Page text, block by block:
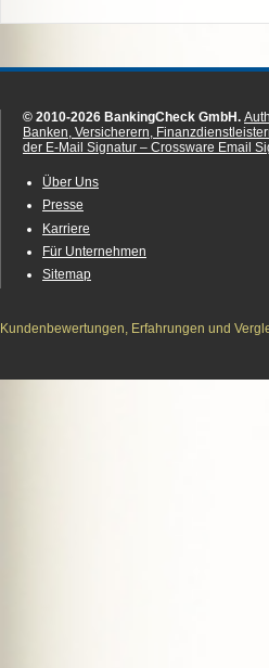
© 2010-2026 BankingCheck GmbH.
Banken, Versicherern,
der E-Mail Signatur – Crossware Email
Über Uns
Presse
Karriere
Für Unternehmen
Sitemap
Kundenbewertungen, Erfahrungen und